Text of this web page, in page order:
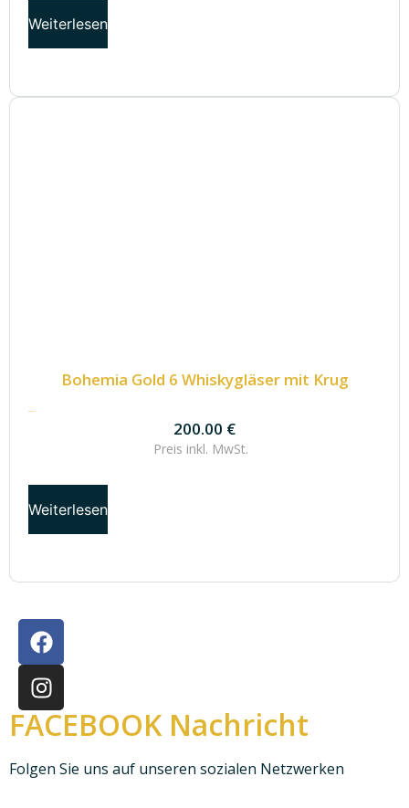
Weiterlesen
Bohemia Gold 6 Whiskygläser mit Krug
200.00 €
200.00 €
Preis inkl. MwSt.
Weiterlesen
FACEBOOK Nachricht
Folgen Sie uns auf unseren sozialen Netzwerken